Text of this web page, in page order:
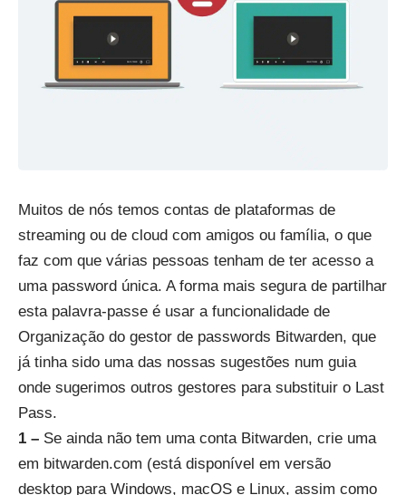
Muitos de nós temos contas de plataformas de
streaming ou de cloud com amigos ou família, o que
faz com que várias pessoas tenham de ter acesso a
uma password única. A forma mais segura de partilhar
esta palavra-passe é usar a funcionalidade de
Organização do gestor de passwords Bitwarden, que
já tinha sido uma das nossas sugestões num guia
onde sugerimos outros gestores para substituir o Last
Pass.
1 – Se ainda não tem uma conta Bitwarden, crie uma
em bitwarden.com (está disponível em versão
desktop para Windows, macOS e Linux, assim como